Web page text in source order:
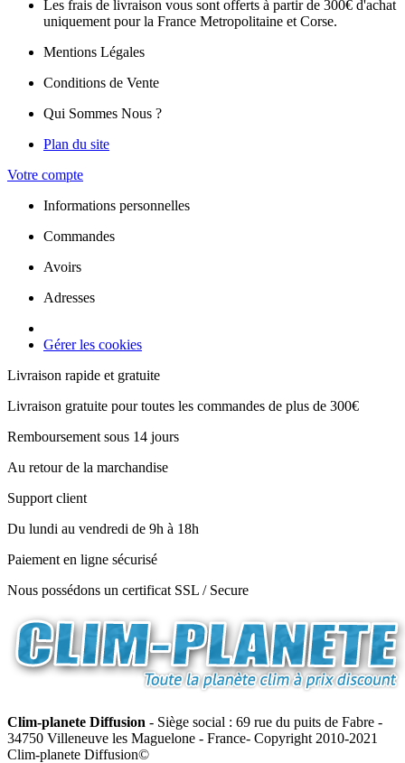
Les frais de livraison vous sont offerts à partir de 300€ d'achat
uniquement pour la France Metropolitaine et Corse.
Mentions Légales
Conditions de Vente
Qui Sommes Nous ?
Plan du site
Votre compte
Informations personnelles
Commandes
Avoirs
Adresses
Gérer les cookies
Livraison rapide et gratuite
Livraison gratuite pour toutes les commandes de plus de 300€
Remboursement sous 14 jours
Au retour de la marchandise
Support client
Du lundi au vendredi de 9h à 18h
Paiement en ligne sécurisé
Nous possédons un certificat SSL / Secure
Clim-planete Diffusion - Siège social : 69 rue du puits de Fabre -
34750 Villeneuve les Maguelone - France- Copyright 2010-2021
Clim-planete Diffusion©